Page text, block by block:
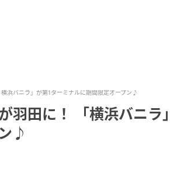
浜バニラ」が第1ターミナルに期間限定オープン♪
羽田に！ 「横浜バニラ
♪